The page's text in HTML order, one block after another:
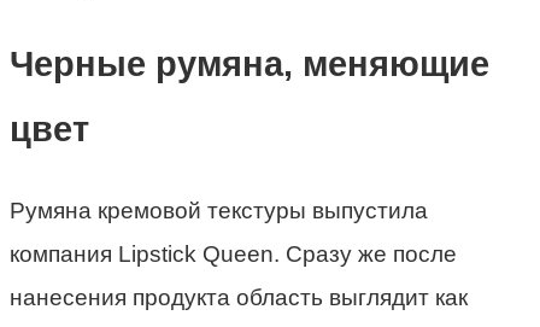
Черные румяна, меняющие
цвет
Румяна кремовой текстуры выпустила
компания Lipstick Queen. Сразу же после
нанесения продукта область выглядит как